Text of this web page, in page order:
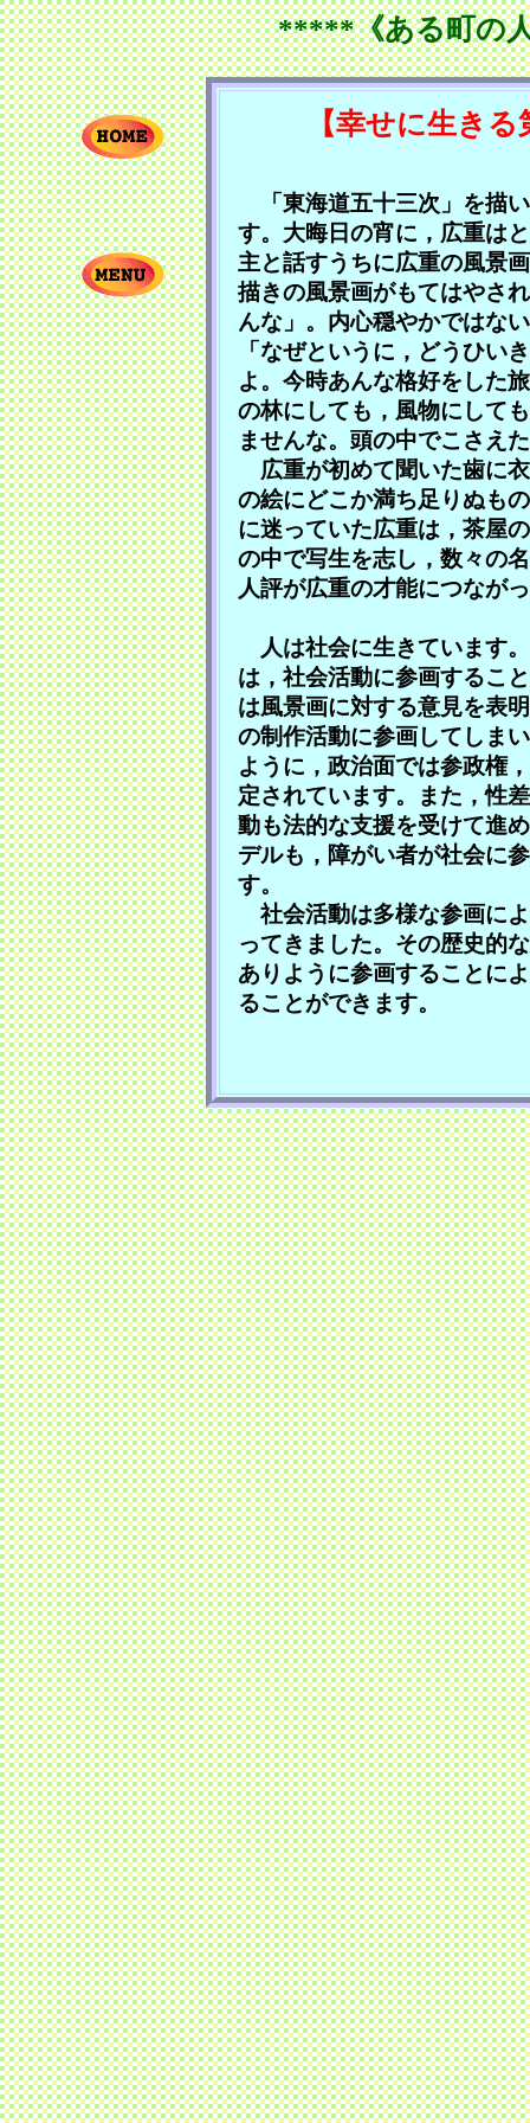
*****《ある町の
【幸せに生き
「東海道五十三次」を描
す。大晦日の宵に，広重は
主と話すうちに広重の風景
描きの風景画がもてはやさ
んな」。内心穏やかではな
「なぜというに，どうひい
よ。今時あんな格好をした
の林にしても，風物にして
ませんな。頭の中でこさえ
広重が初めて聞いた歯に
の絵にどこか満ち足りぬも
に迷っていた広重は，茶屋
の中で写生を志し，数々の
人評が広重の才能につなが
人は社会に生きています
は，社会活動に参画するこ
は風景画に対する意見を表
の制作活動に参画してしま
ように，政治面では参政権
定されています。また，性
動も法的な支援を受けて進
デルも，障がい者が社会に
す。
社会活動は多様な参画に
ってきました。その歴史的
ありように参画することに
ることができます。